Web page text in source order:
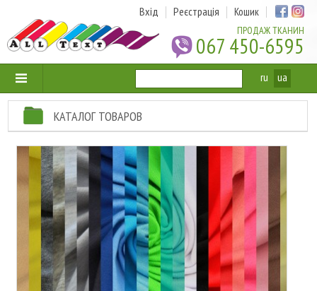
ПРОДАЖ ТКАНИН
067 450-6595
Вхід Реєстрація Кошик
ru ua
КАТАЛОГ ТОВАРОВ